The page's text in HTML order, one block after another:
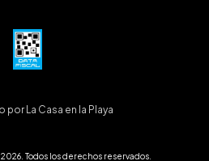
por La Casa en la Playa
Todos los derechos reservados.